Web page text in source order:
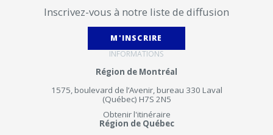
Inscrivez-vous à notre liste de diffusion
M'INSCRIRE
INFORMATIONS
Région de Montréal
1575, boulevard de l’Avenir, bureau 330 Laval
(Québec) H7S 2N5
Obtenir l'itinéraire
Région de Québec